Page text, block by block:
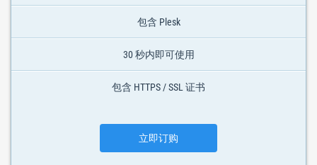
包含 Plesk
30 秒内即可使用
包含 HTTPS / SSL 证书
立即订购